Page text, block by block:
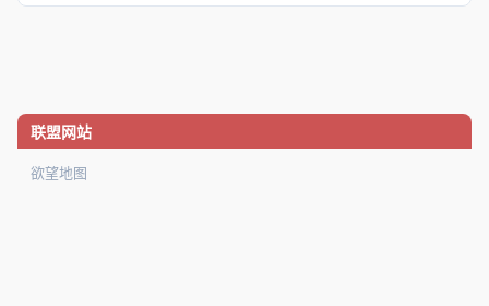
联盟网站
欲望地图